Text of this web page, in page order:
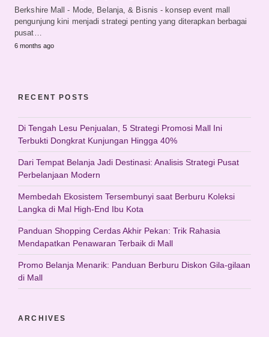
Berkshire Mall - Mode, Belanja, & Bisnis - konsep event mall
pengunjung kini menjadi strategi penting yang diterapkan berbagai
pusat…
6 months ago
RECENT POSTS
Di Tengah Lesu Penjualan, 5 Strategi Promosi Mall Ini
Terbukti Dongkrat Kunjungan Hingga 40%
Dari Tempat Belanja Jadi Destinasi: Analisis Strategi Pusat
Perbelanjaan Modern
Membedah Ekosistem Tersembunyi saat Berburu Koleksi
Langka di Mal High-End Ibu Kota
Panduan Shopping Cerdas Akhir Pekan: Trik Rahasia
Mendapatkan Penawaran Terbaik di Mall
Promo Belanja Menarik: Panduan Berburu Diskon Gila-gilaan
di Mall
ARCHIVES